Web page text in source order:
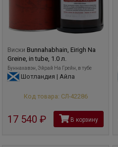
Виски Bunnahabhain, Eirigh Na
Greine, in tube, 1.0 л.
Буннахавэн, Эйрай На Грейн, в тубе
Шотландия | Айла
Код товара: СЛ-42286
17 540 рубВ корзину